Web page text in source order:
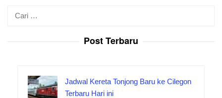
Post Terbaru
Jadwal Kereta Tonjong Baru ke Cilegon
Terbaru Hari ini